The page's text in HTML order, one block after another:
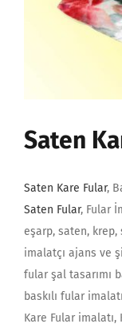
Saten
Saten Kare Fular,
Saten Fular, Fular
eşarp, saten, krep,
imalatçı ajans ve
fular şal tasarımı
baskılı fular
Kare Fular imalatı,